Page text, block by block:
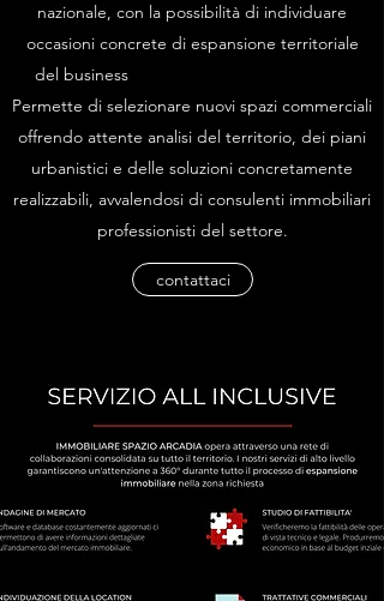
nazionale, con la possibilità di individuare
occasioni concrete di espansione territoriale
del business
Permette di selezionare nuovi spazi commerciali
offrendo attente analisi del territorio, dei piani
urbanistici e delle soluzioni concretamente
realizzabili, avvalendosi di consulenti immobiliari
professionisti del settore.
contattaci